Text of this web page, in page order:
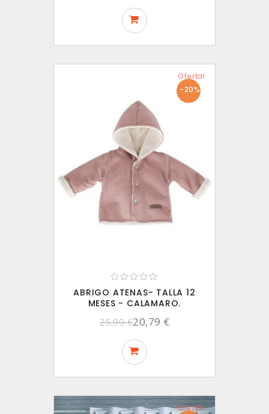
-20%
Oferta!
ABRIGO ATENAS- TALLA 12
MESES - CALAMARO.
25,99 €20,79 €
Oferta!